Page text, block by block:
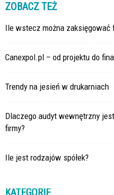
ZOBACZ TEŻ
Ile wstecz można zaksięgować
Canexpol.pl – od projektu do
Trendy na jesień w drukarniach
Dlaczego audyt wewnętrzny
firmy?
Ile jest rodzajów spółek?
KATEGORIE